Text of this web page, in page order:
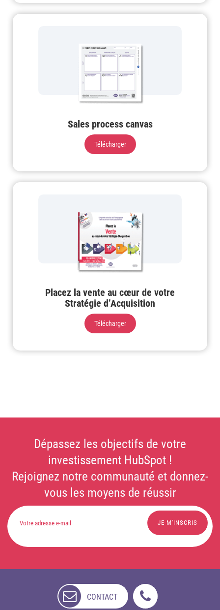
Sales process canvas
Télécharger
Placez la vente au cœur de votre
Stratégie d’Acquisition
Télécharger
Dépassez les objectifs de votre
investissement HubSpot !
Rejoignez notre communauté et donnez-
vous les moyens de réussir
CONTACT